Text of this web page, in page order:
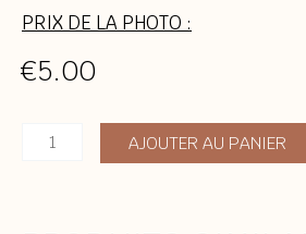
PRIX DE LA PHOTO :
€5.00
quantité
AJOUTER AU PANIER